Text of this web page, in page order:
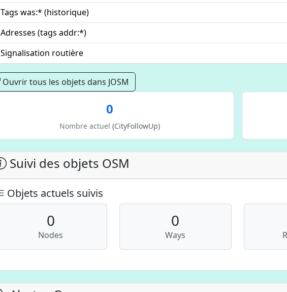
Tags was:* (historique)
Adresses (tags addr:*)
Signalisation routière
Ouvrir tous les objets dans JOSM
0
Nombre actuel(CityFollowUp)
Suivi des objets OSM
Objets actuels suivis
0
Nodes
0
Ways